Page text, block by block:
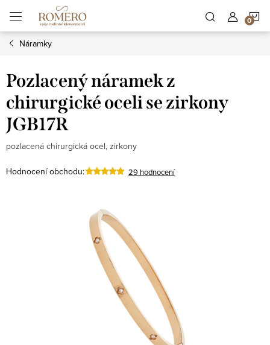
obsah
Náramky
Pozlacený náramek z
chirurgické oceli se zirkony
JGB17R
pozlacená chirurgická ocel, zirkony
Hodnocení obchodu: 29 hodnocení